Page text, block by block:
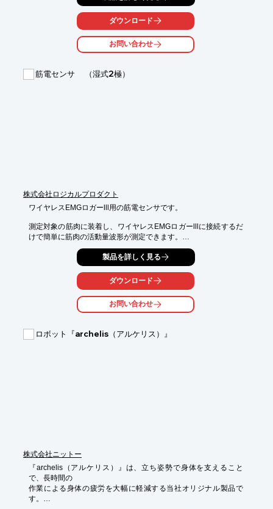
ベルト幅1300mm以下は、サイドステップ下に埋め込まれた8個
着地検知機能により低速から高速まで安定した歩幅とピッチを計
また、心拍同期信号の入力により、設定した心拍数を維持するよ
速度又は傾斜を制御します。
ダウンロード
お問い合わせ
筋電センサ （湿式2極）
株式会社ロジカルプロダクト
ワイヤレスEMGロガーlll用の筋電センサです。
測定対象の筋肉に装着し、ワイヤレスEMGロガーlllに接続するだ
けで簡単に筋肉の活動量波形が測定できます。
※筋電センサ湿式は、２極と3極の２種類がございます。
また、乾式湿式の２種類からお選びください。
※ディスポ電極は別売です。
製品を詳しく見る
ダウンロード
お問い合わせ
ロボット『archelis（アルケリス）』
株式会社ニットー
『archelis（アルケリス）』は、立ち姿勢で身体を支えること
で、長時間の
作業による身体の疲労を大幅に軽減する当社オリジナル製品で
す。